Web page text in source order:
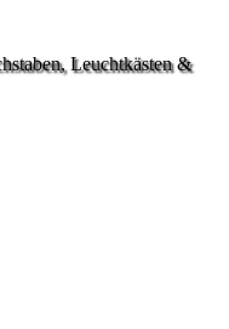
Leuchtkästen &